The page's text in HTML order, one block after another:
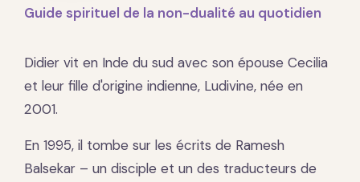
Guide spirituel de la non-dualité au quotidien
Didier vit en Inde du sud avec son épouse Cecilia
et leur fille d'origine indienne, Ludivine, née en
2001.
En 1995, il tombe sur les écrits de Ramesh
Balsekar – un disciple et un des traducteurs de